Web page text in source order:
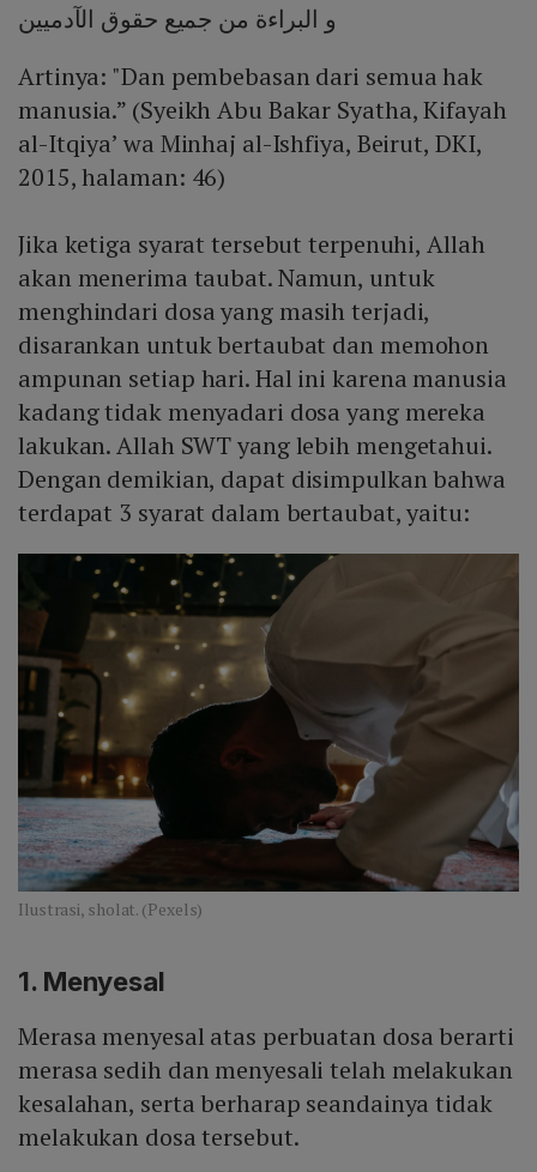
و البراءة من جميع حقوق الآدميين
Artinya: "Dan pembebasan dari semua hak
manusia.” (Syeikh Abu Bakar Syatha, Kifayah
al-Itqiya’ wa Minhaj al-Ishfiya, Beirut, DKI,
2015, halaman: 46)
Jika ketiga syarat tersebut terpenuhi, Allah
akan menerima taubat. Namun, untuk
menghindari dosa yang masih terjadi,
disarankan untuk bertaubat dan memohon
ampunan setiap hari. Hal ini karena manusia
kadang tidak menyadari dosa yang mereka
lakukan. Allah SWT yang lebih mengetahui.
Dengan demikian, dapat disimpulkan bahwa
terdapat 3 syarat dalam bertaubat, yaitu:
Ilustrasi, sholat. (Pexels)
1. Menyesal
Merasa menyesal atas perbuatan dosa berarti
merasa sedih dan menyesali telah melakukan
kesalahan, serta berharap seandainya tidak
melakukan dosa tersebut.